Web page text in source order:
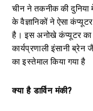
चीन ने तकनीक की
के वैज्ञानिकों ने ऐसा
है। इस अनोखे कंप्यूटर का
कार्यप्रणाली इंसानी
का इस्तेमाल किया गया है
क्या है डार्विन मंकी?